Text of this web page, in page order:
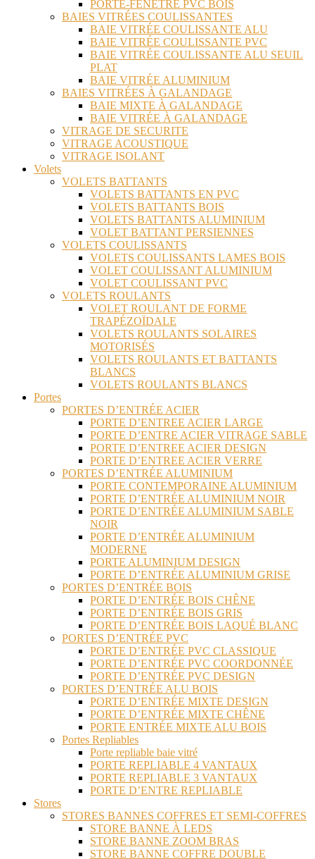
PORTE-FENÊTRE PVC BOIS
BAIES VITRÉES COULISSANTES
BAIE VITRÉE COULISSANTE ALU
BAIE VITRÉE COULISSANTE PVC
BAIE VITRÉE COULISSANTE ALU SEUIL
PLAT
BAIE VITRÉE ALUMINIUM
BAIES VITRÉES À GALANDAGE
BAIE MIXTE À GALANDAGE
BAIE VITRÉE À GALANDAGE
VITRAGE DE SECURITE
VITRAGE ACOUSTIQUE
VITRAGE ISOLANT
Volets
VOLETS BATTANTS
VOLETS BATTANTS EN PVC
VOLETS BATTANTS BOIS
VOLETS BATTANTS ALUMINIUM
VOLET BATTANT PERSIENNES
VOLETS COULISSANTS
VOLETS COULISSANTS LAMES BOIS
VOLET COULISSANT ALUMINIUM
VOLET COULISSANT PVC
VOLETS ROULANTS
VOLET ROULANT DE FORME
TRAPÉZOÏDALE
VOLETS ROULANTS SOLAIRES
MOTORISÉS
VOLETS ROULANTS ET BATTANTS
BLANCS
VOLETS ROULANTS BLANCS
Portes
PORTES D’ENTRÉE ACIER
PORTE D’ENTREE ACIER LARGE
PORTE D’ENTRE ACIER VITRAGE SABLE
PORTE D’ENTREE ACIER DESIGN
PORTE D’ENTREE ACIER VERRE
PORTES D’ENTRÉE ALUMINIUM
PORTE CONTEMPORAINE ALUMINIUM
PORTE D’ENTRÉE ALUMINIUM NOIR
PORTE D’ENTRÉE ALUMINIUM SABLE
NOIR
PORTE D’ENTRÉE ALUMINIUM
MODERNE
PORTE ALUMINIUM DESIGN
PORTE D’ENTRÉE ALUMINIUM GRISE
PORTES D’ENTRÉE BOIS
PORTE D’ENTRÉE BOIS CHÊNE
PORTE D’ENTRÉE BOIS GRIS
PORTE D’ENTRÉE BOIS LAQUÉ BLANC
PORTES D’ENTRÉE PVC
PORTE D’ENTRÉE PVC CLASSIQUE
PORTE D’ENTRÉE PVC COORDONNÉE
PORTE D’ENTRÉE PVC DESIGN
PORTES D’ENTRÉE ALU BOIS
PORTE D’ENTRÉE MIXTE DESIGN
PORTE D’ENTRÉE MIXTE CHÊNE
PORTE ENTRÉE MIXTE ALU BOIS
Portes Repliables
Porte repliable baie vitré
PORTE REPLIABLE 4 VANTAUX
PORTE REPLIABLE 3 VANTAUX
PORTE D’ENTRE REPLIABLE
Stores
STORES BANNES COFFRES ET SEMI-COFFRES
STORE BANNE À LEDS
STORE BANNE ZOOM BRAS
STORE BANNE COFFRE DOUBLE